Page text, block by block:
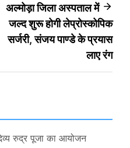
अल्मोड़ा जिला अस्पताल में
जल्द शुरू होगी लेप्रोस्कोपिक
सर्जरी, संजय पाण्डे के प्रयास
लाए रंग
रुद्र पूजा का आयोजन